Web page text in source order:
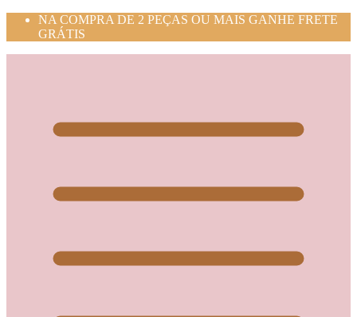
NA COMPRA DE 2 PEÇAS OU MAIS GANHE FRETE
GRÁTIS